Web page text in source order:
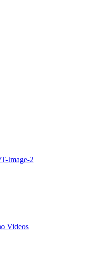
Image-2
Videos